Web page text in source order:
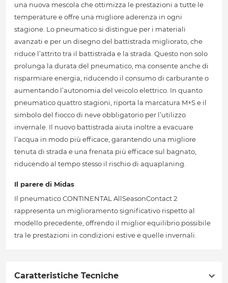
una nuova mescola che ottimizza le prestazioni a tutte le
temperature e offre una migliore aderenza in ogni
stagione. Lo pneumatico si distingue per i materiali
avanzati e per un disegno del battistrada migliorato, che
riduce l’attrito tra il battistrada e la strada. Questo non solo
prolunga la durata del pneumatico, ma consente anche di
risparmiare energia, riducendo il consumo di carburante o
aumentando l’autonomia del veicolo elettrico. In quanto
pneumatico quattro stagioni, riporta la marcatura M+S e il
simbolo del fiocco di neve obbligatorio per l’utilizzo
invernale. Il nuovo battistrada aiuta inoltre a evacuare
l’acqua in modo più efficace, garantendo una migliore
tenuta di strada e una frenata più efficace sul bagnato,
riducendo al tempo stesso il rischio di aquaplaning.
Il parere di Midas
Il pneumatico CONTINENTAL AllSeasonContact 2
rappresenta un miglioramento significativo rispetto al
modello precedente, offrendo il miglior equilibrio possibile
tra le prestazioni in condizioni estive e quelle invernali.
Caratteristiche Tecniche